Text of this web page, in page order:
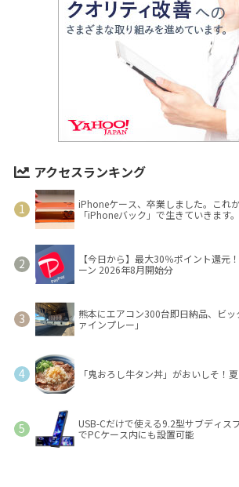
アクセスランキング
iPhoneケース、卒業しました。これ
「iPhoneバック」で生きていきます。
【今日から】最大30％ポイント還元
ーン 2026年8月開始分
熊本にエアコン300台即日納品、ビ
ァインプレー」
「鬼おろし牛タン丼」がおいしそ！
USB-Cだけで使える9.2型サブディ
でPCケース内にも設置可能